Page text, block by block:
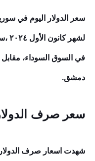
سعر الدولار اليوم في
في السوق السوداء، مقابل
دمشق.
سعر صرف
شهدت اسعار صرف الدولار